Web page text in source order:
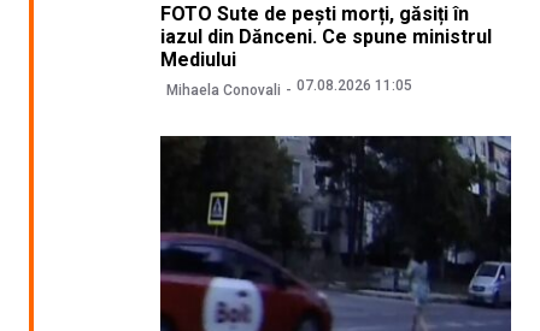
FOTO Sute de pești morți, găsiți în
iazul din Dănceni. Ce spune ministrul
Mediului
Mihaela Conovali 07.08.2026 11:05